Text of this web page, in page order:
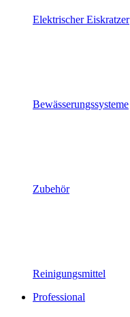
Elektrischer Eiskratzer
Bewässerungssysteme
Zubehör
Reinigungsmittel
Professional